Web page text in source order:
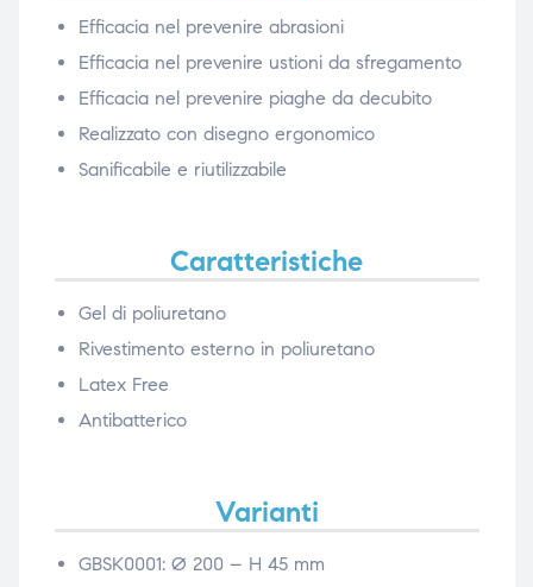
Efficacia nel prevenire abrasioni
Efficacia nel prevenire ustioni da sfregamento
Efficacia nel prevenire piaghe da decubito
Realizzato con disegno ergonomico
Sanificabile e riutilizzabile
Caratteristiche
Gel di poliuretano
Rivestimento esterno in poliuretano
Latex Free
Antibatterico
Varianti
GBSK0001:Ø 200 – H 45 mm